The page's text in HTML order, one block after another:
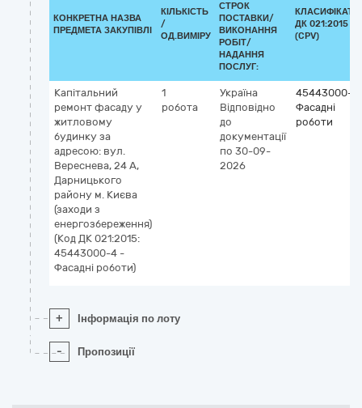
КОНКРЕТНА НАЗВА
ПРЕДМЕТА ЗАКУПІВЛІ
КІЛЬКІСТЬ
/
ОД.ВИМІРУ
СТРОК
ПОСТАВКИ/
ВИКОНАННЯ
РОБІТ/
НАДАННЯ
ПОСЛУГ:
ДК 021:2015
(CPV)
Капітальний
ремонт фасаду у
житловому
будинку за
адресою: вул.
Вереснева, 24 А,
Дарницького
району м. Києва
(заходи з
енергозбереження)
(Код ДК 021:2015:
45443000-4 -
Фасадні роботи)
1
робота
Україна
Відповідно
до
документації
по 30-09-
2026
45443000-4
Фасадні
роботи
+ Інформація по лоту
- Пропозиції